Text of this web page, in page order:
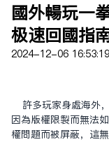
国外畅玩一
极速回国指
2024-12-06 16:53:19
许多玩家身处海外
因为版权限制而无法
权问题而被屏蔽，这